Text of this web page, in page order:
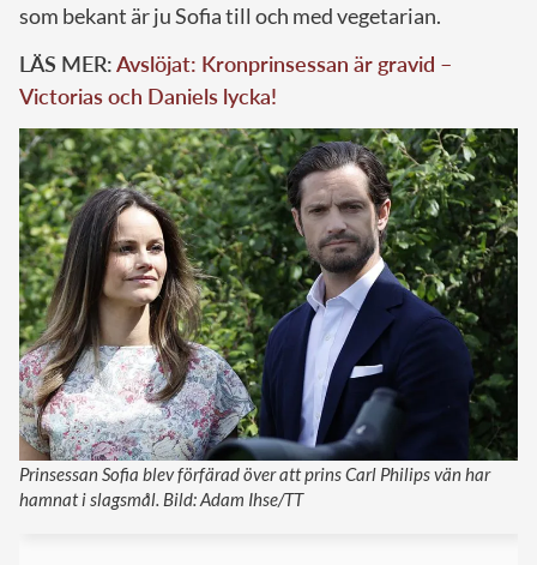
som bekant är ju Sofia till och med vegetarian.
LÄS MER:Avslöjat: Kronprinsessan är gravid –
Victorias och Daniels lycka!
Prinsessan Sofia blev förfärad över att prins Carl Philips vän har
hamnat i slagsmål. Bild: Adam Ihse/TT